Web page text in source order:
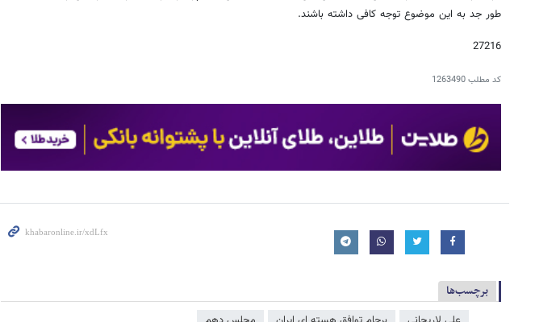
طور جد به این موضوع توجه کافی داشته باشند.
27216
کد مطلب1263490
برچسب‌ها